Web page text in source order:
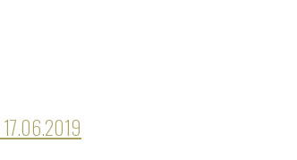
17.06.2019